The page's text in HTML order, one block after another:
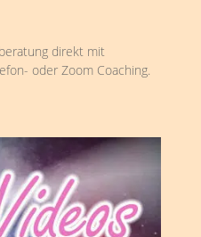
direkt mit
oder Zoom Coaching.